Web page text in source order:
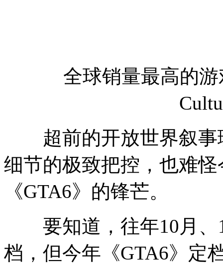
全球销量最高的游
超前的开放世界叙事
细节的极致把控，也难
《GTA6》的锋芒。
要知道，往年10月、
档，但今年《GTA6》定